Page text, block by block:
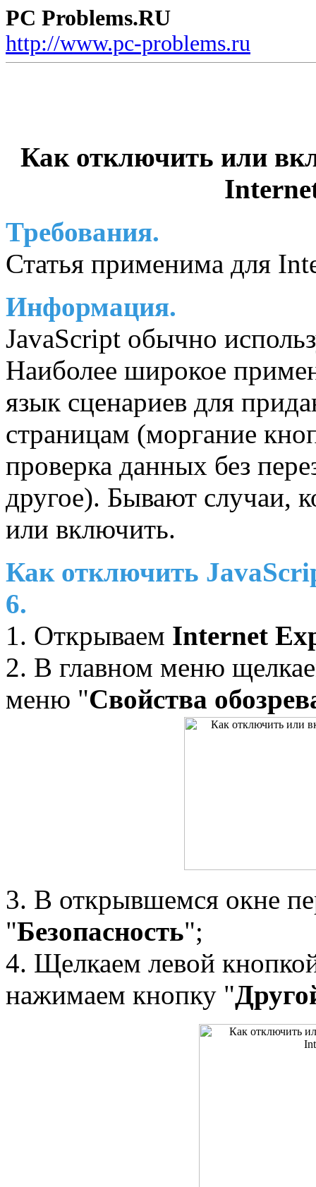
PC Problems.RU
http://www.pc-problems.ru
Как отключить или
Требования.
Статья применима для
Информация.
JavaScript обычно
Наиболее широкое
язык сценариев для
страницам (моргание
проверка данных без
другое). Бывают случаи,
или включить.
Как отключить
6.
1. Открываем Internet
2. В главном меню
меню "Свойства
3. В открывшемся окне
"Безопасность";
4. Щелкаем левой
нажимаем кнопку "